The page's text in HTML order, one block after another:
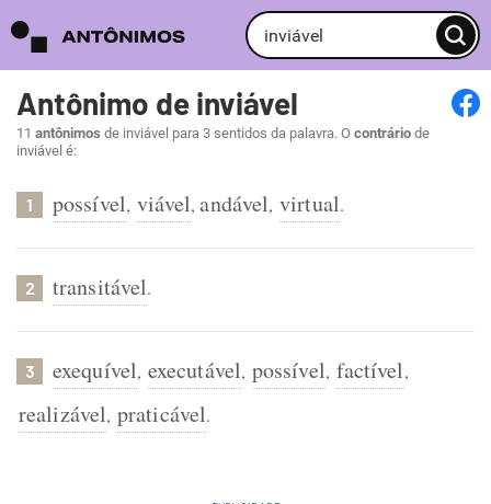
Antônimo de inviável
11 antônimos de inviável para 3 sentidos da palavra. O contrário de
inviável é:
1 possível, viável,andável, virtual.
2 transitável.
3 exequível, executável, possível, factível,
realizável, praticável.